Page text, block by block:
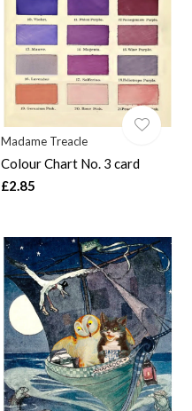
Madame Treacle
Colour Chart No. 3 card
£2.85